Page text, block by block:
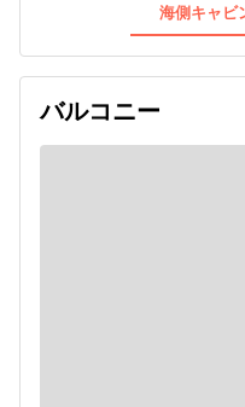
海側キャビ
バルコニー